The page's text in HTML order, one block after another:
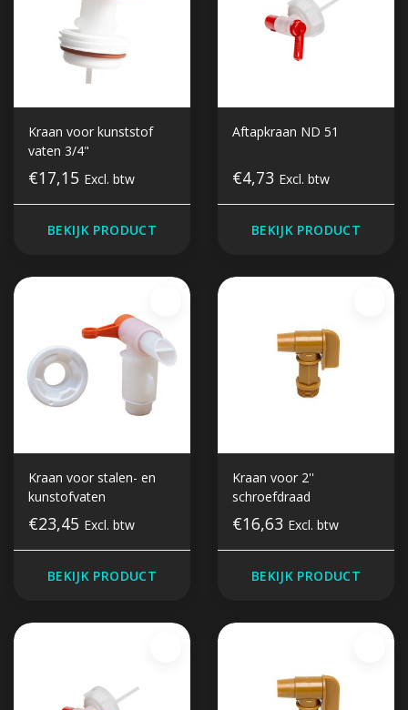
Kraan voor kunststof
vaten 3/4"
€17,15 Excl. btw
BEKIJK PRODUCT
Aftapkraan ND 51
€4,73 Excl. btw
BEKIJK PRODUCT
Kraan voor stalen- en
kunstofvaten
€23,45 Excl. btw
BEKIJK PRODUCT
Kraan voor 2''
schroefdraad
€16,63 Excl. btw
BEKIJK PRODUCT